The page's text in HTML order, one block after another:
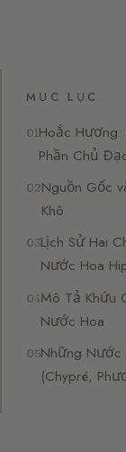
MỤC LỤC
Hoắc
Phần Chủ
Nguồn Gốc
Khô
Lịch Sử Hai
Nước Hoa
Mô Tả Khứu
Nước Hoa
Những Nước
(Chypré,